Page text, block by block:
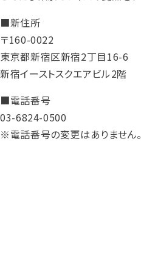
■新住所
〒160-0022
東京都新宿区新宿2丁目16-6
新宿イーストスクエアビル2階
■電話番号
03-6824-0500
※電話番号の変更はありません。